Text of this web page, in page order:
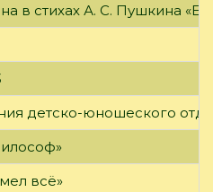
в стихах А. С. Пушкина
детско-юношеского
всё»